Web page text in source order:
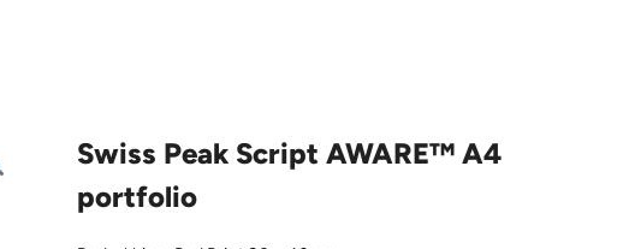
Swiss Peak Script AWARE™ A4
portfolio